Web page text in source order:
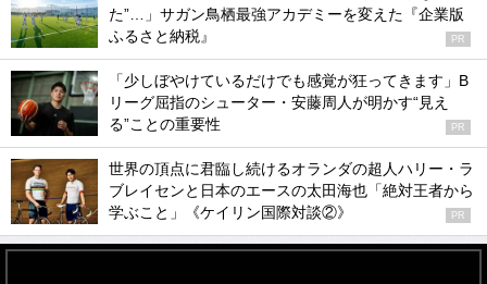
た”…」サガン鳥栖最強アカデミーを変えた『企業版
ふるさと納税』
PR
「少しぼやけているだけでも感覚が狂ってきます」B
リーグ屈指のシューター・安藤周人が明かす“見え
る”ことの重要性
PR
世界の頂点に君臨し続けるオランダの超人ハリー・ラ
ブレイセンと日本のエースの太田海也「絶対王者から
学ぶこと」《ケイリン国際対談②》
PR